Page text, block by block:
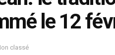
le 12
classé